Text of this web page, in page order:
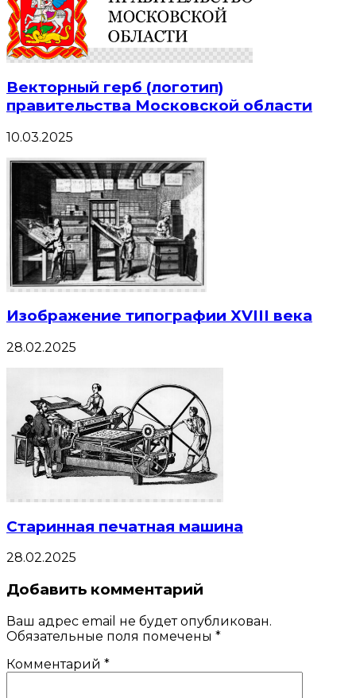
Векторный герб (логотип)
правительства Московской области
10.03.2025
Изображение типографии XVIII века
28.02.2025
Старинная печатная машина
28.02.2025
Добавить комментарий
Ваш адрес email не будет опубликован.
Обязательные поля помечены *
Комментарий *